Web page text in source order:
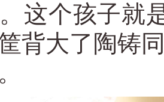
这个孩子就
背大了陶铸